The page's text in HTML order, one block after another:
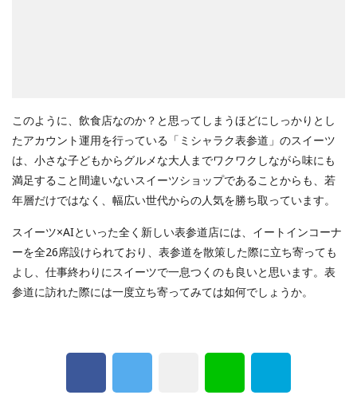
このように、飲食店なのか？と思ってしまうほどにしっかりとし
たアカウント運用を行っている「ミシャラク表参道」のスイーツ
は、小さな子どもからグルメな大人までワクワクしながら味にも
満足すること間違いないスイーツショップであることからも、若
年層だけではなく、幅広い世代からの人気を勝ち取っています。
スイーツ×AIといった全く新しい表参道店には、イートインコーナ
ーを全26席設けられており、表参道を散策した際に立ち寄っても
よし、仕事終わりにスイーツで一息つくのも良いと思います。表
参道に訪れた際には一度立ち寄ってみては如何でしょうか。